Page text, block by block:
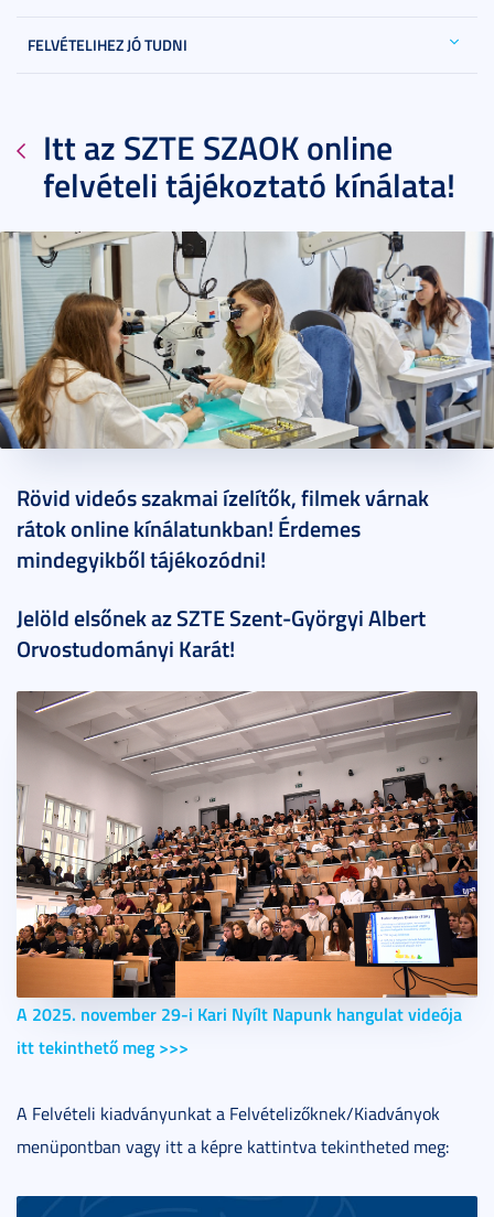
FELVÉTELIHEZ JÓ TUDNI
Itt az SZTE SZAOK online
felvételi tájékoztató kínálata!
Rövid videós szakmai ízelítők, filmek várnak
rátok online kínálatunkban! Érdemes
mindegyikből tájékozódni!
Jelöld elsőnek az SZTE Szent-Györgyi Albert
Orvostudományi Karát!
A 2025. november 29-i Kari Nyílt Napunk hangulat videója
itt tekinthető meg >>>
A Felvételi kiadványunkat a Felvételizőknek/Kiadványok
menüpontban vagy itt a képre kattintva tekintheted meg: